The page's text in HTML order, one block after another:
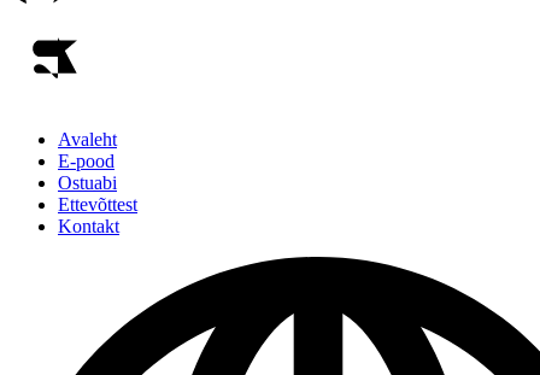
Avaleht
E-pood
Ostuabi
Ettevõttest
Kontakt